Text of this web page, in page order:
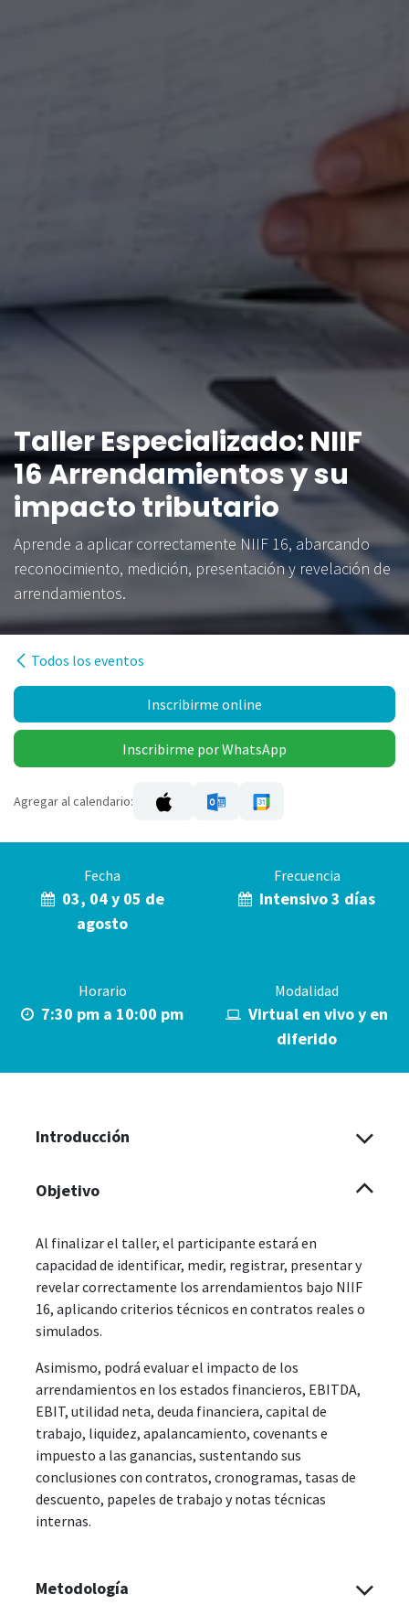
Taller Especializado: NIIF
16 Arrendamientos y su
impacto tributario
Aprende a aplicar correctamente NIIF 16, abarcando
reconocimiento, medición, presentación y revelación de
arrendamientos.
Todos los eventos
Inscribirme online
Inscribirme por WhatsApp
Agregar al calendario:
Fecha
03, 04 y 05 de
agosto
Frecuencia
Intensivo 3 días
Horario
7:30 pm a 10:00 pm
Modalidad
Virtual en vivo y en
diferido
Introducción
Objetivo
Al finalizar el taller, el participante estará en
capacidad de identificar, medir, registrar, presentar y
revelar correctamente los arrendamientos bajo NIIF
16, aplicando criterios técnicos en contratos reales o
simulados.
Asimismo, podrá evaluar el impacto de los
arrendamientos en los estados financieros, EBITDA,
EBIT, utilidad neta, deuda financiera, capital de
trabajo, liquidez, apalancamiento, covenants e
impuesto a las ganancias, sustentando sus
conclusiones con contratos, cronogramas, tasas de
descuento, papeles de trabajo y notas técnicas
internas.
Metodología